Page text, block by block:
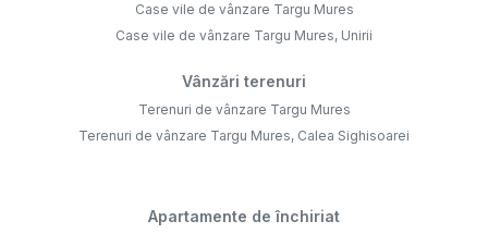
Case vile de vânzare Targu Mures
Case vile de vânzare Targu Mures, Unirii
Vânzări terenuri
Terenuri de vânzare Targu Mures
Terenuri de vânzare Targu Mures, Calea Sighisoarei
Apartamente de închiriat